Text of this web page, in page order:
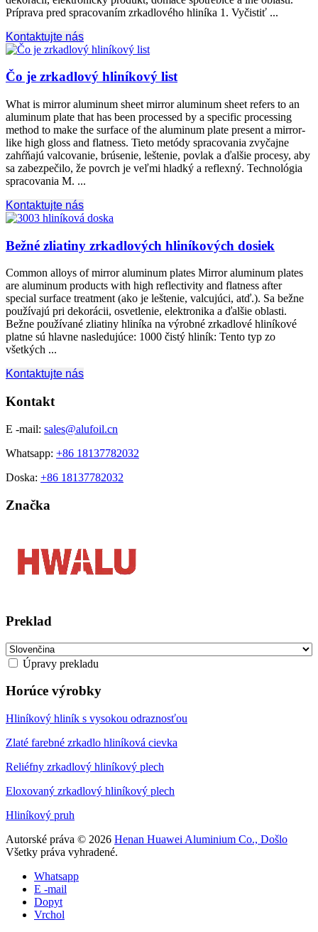
Príprava pred spracovaním zrkadlového hliníka 1. Vyčistiť ...
Kontaktujte nás
Čo je zrkadlový hliníkový list
What is mirror aluminum sheet mirror aluminum sheet refers to an
aluminum plate that has been processed by a specific processing
method to make the surface of the aluminum plate present a mirror-
like high gloss and flatness. Tieto metódy spracovania zvyčajne
zahŕňajú valcovanie, brúsenie, leštenie, povlak a ďalšie procesy, aby
sa zabezpečilo, že povrch je veľmi hladký a reflexný. Technológia
spracovania M. ...
Kontaktujte nás
Bežné zliatiny zrkadlových hliníkových dosiek
Common alloys of mirror aluminum plates Mirror aluminum plates
are aluminum products with high reflectivity and flatness after
special surface treatment (ako je leštenie, valcujúci, atď.). Sa bežne
používajú pri dekorácii, osvetlenie, elektronika a ďalšie oblasti.
Bežne používané zliatiny hliníka na výrobné zrkadlové hliníkové
platne sú hlavne nasledujúce: 1000 čistý hliník: Tento typ zo
všetkých ...
Kontaktujte nás
Kontakt
E -mail: sales@alufoil.cn
Whatsapp: +86 18137782032
Doska: +86 18137782032
Značka
Preklad
Úpravy prekladu
Horúce výrobky
Hliníkový hliník s vysokou odraznosťou
Zlaté farebné zrkadlo hliníková cievka
Reliéfny zrkadlový hliníkový plech
Eloxovaný zrkadlový hliníkový plech
Hliníkový pruh
Autorské práva © 2026 Henan Huawei Aluminium Co., Došlo
Všetky práva vyhradené.
Whatsapp
E -mail
Dopyt
Vrchol